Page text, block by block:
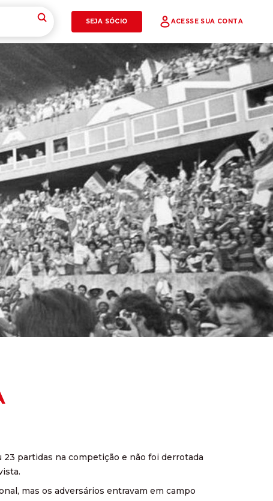
SEJA SÓCIO ACESSE SUA CONTA
partidas na competição e não foi derrotada
mas os adversários entravam em campo